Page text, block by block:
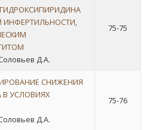
ИНФЕРТИЛЬНОСТИ,
Д.А.
75-75
СНИЖЕНИЯ
В УСЛОВИЯХ
Д.А.
75-76